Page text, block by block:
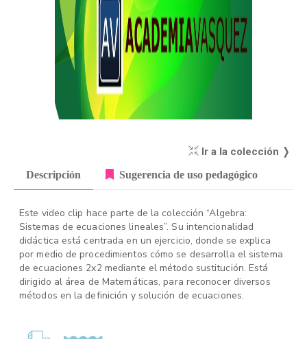
Ir a la colección ❭
Descripción Sugerencia de uso pedagógico
Este video clip hace parte de la colección “Algebra:
Sistemas de ecuaciones lineales”. Su intencionalidad
didáctica está centrada en un ejercicio, donde se explica
por medio de procedimientos cómo se desarrolla el sistema
de ecuaciones 2x2 mediante el método sustitución. Está
dirigido al área de Matemáticas, para reconocer diversos
métodos en la definición y solución de ecuaciones.